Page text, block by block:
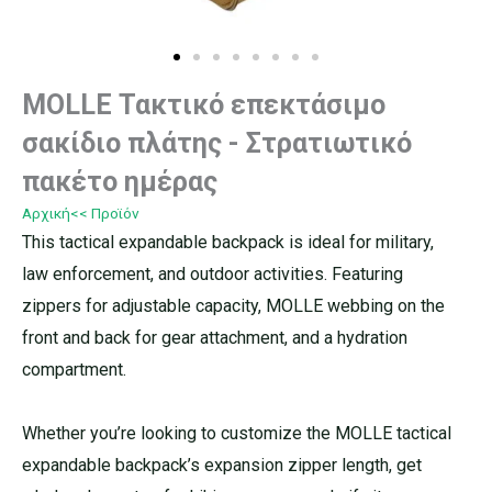
MOLLE Τακτικό επεκτάσιμο
σακίδιο πλάτης - Στρατιωτικό
πακέτο ημέρας
Αρχική<< Προϊόν
This tactical expandable backpack is ideal for military,
law enforcement, and outdoor activities. Featuring
zippers for adjustable capacity, MOLLE webbing on the
front and back for gear attachment, and a hydration
compartment.
Whether you’re looking to customize the MOLLE tactical
expandable backpack’s expansion zipper length, get